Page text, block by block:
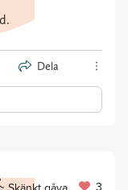
Dela
3